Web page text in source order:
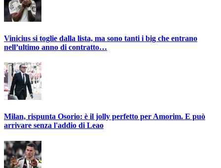
Vinicius si toglie dalla lista, ma sono tanti i big che entrano
nell’ultimo anno di contratto…
Milan, rispunta Osorio: è il jolly perfetto per Amorim. E può
arrivare senza l'addio di Leao